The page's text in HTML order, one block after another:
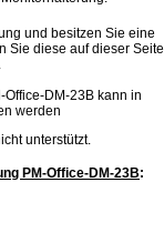
und besitzen Sie eine
Sie diese auf dieser Seite
DM-23B kann in
werden
unterstützt.
PM-Office-DM-23B: